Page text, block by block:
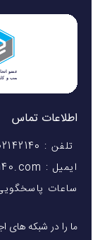
اطلاعات تماس
تلفن : 02142140
ایمیل : support@mobile140.com
ساعات پاسخگویی
ما را در شبکه های